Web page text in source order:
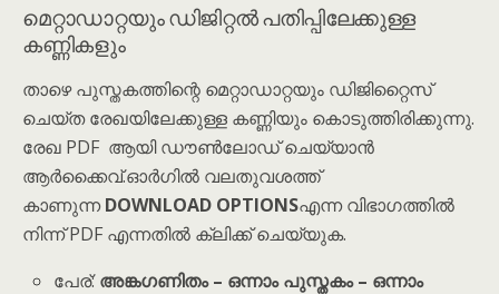
മെറ്റാഡാറ്റയും ഡിജിറ്റൽ പതിപ്പിലേക്കുള്ള
കണ്ണികളും
താഴെ പുസ്തകത്തിന്റെ മെറ്റാഡാറ്റയും ഡിജിറ്റൈസ്
ചെയ്ത രേഖയിലേക്കുള്ള കണ്ണിയും കൊടുത്തിരിക്കുന്നു.
രേഖ PDF ആയി ഡൗൺലോഡ് ചെയ്യാൻ
ആർക്കൈവ്.ഓർഗിൽ വലതുവശത്ത്
കാണുന്നDOWNLOAD OPTIONSഎന്ന വിഭാഗത്തിൽ
നിന്ന് PDF എന്നതിൽ ക്ലിക്ക് ചെയ്യുക.
പേര്:അങ്കഗണിതം – ഒന്നാം പുസ്തകം – ഒന്നാം